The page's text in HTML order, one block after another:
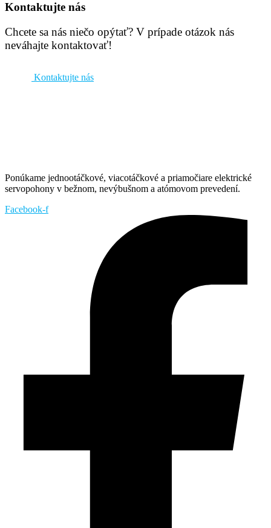
Kontaktujte nás
Chcete sa nás niečo opýtať? V prípade otázok nás
neváhajte kontaktovať!
Kontaktujte nás
Ponúkame jednootáčkové, viacotáčkové a priamočiare elektrické
servopohony v bežnom, nevýbušnom a atómovom prevedení.
Facebook-f